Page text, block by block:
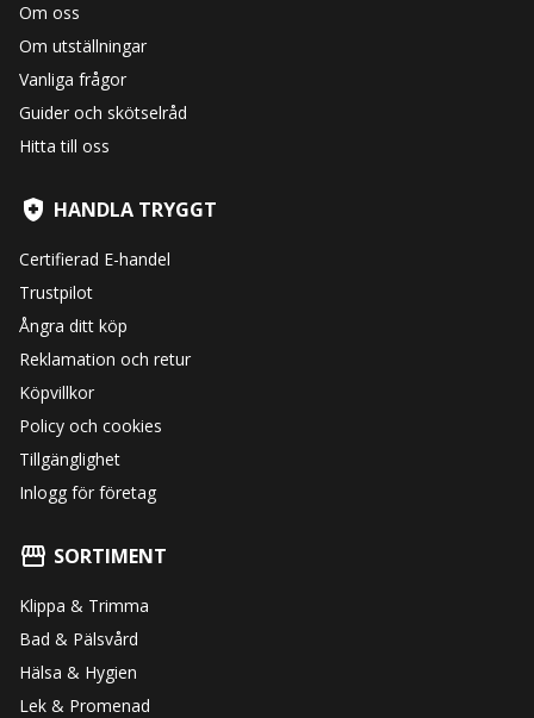
Om oss
Om utställningar
Vanliga frågor
Guider och skötselråd
Hitta till oss
HANDLA TRYGGT
Certifierad E-handel
Trustpilot
Ångra ditt köp
Reklamation och retur
Köpvillkor
Policy och cookies
Tillgänglighet
Inlogg för företag
SORTIMENT
Klippa & Trimma
Bad & Pälsvård
Hälsa & Hygien
Lek & Promenad